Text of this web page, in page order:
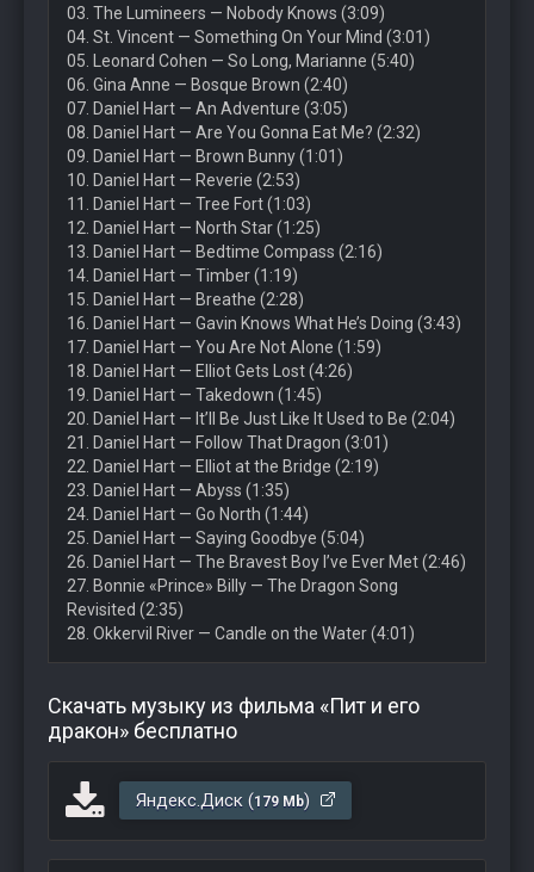
03. The Lumineers — Nobody Knows (3:09)
04. St. Vincent — Something On Your Mind (3:01)
05. Leonard Cohen — So Long, Marianne (5:40)
06. Gina Anne — Bosque Brown (2:40)
07. Daniel Hart — An Adventure (3:05)
08. Daniel Hart — Are You Gonna Eat Me? (2:32)
09. Daniel Hart — Brown Bunny (1:01)
10. Daniel Hart — Reverie (2:53)
11. Daniel Hart — Tree Fort (1:03)
12. Daniel Hart — North Star (1:25)
13. Daniel Hart — Bedtime Compass (2:16)
14. Daniel Hart — Timber (1:19)
15. Daniel Hart — Breathe (2:28)
16. Daniel Hart — Gavin Knows What He’s Doing (3:43)
17. Daniel Hart — You Are Not Alone (1:59)
18. Daniel Hart — Elliot Gets Lost (4:26)
19. Daniel Hart — Takedown (1:45)
20. Daniel Hart — It’ll Be Just Like It Used to Be (2:04)
21. Daniel Hart — Follow That Dragon (3:01)
22. Daniel Hart — Elliot at the Bridge (2:19)
23. Daniel Hart — Abyss (1:35)
24. Daniel Hart — Go North (1:44)
25. Daniel Hart — Saying Goodbye (5:04)
26. Daniel Hart — The Bravest Boy I’ve Ever Met (2:46)
27. Bonnie «Prince» Billy — The Dragon Song
Revisited (2:35)
28. Okkervil River — Candle on the Water (4:01)
Скачать музыку из фильма «Пит и его
дракон» бесплатно
Яндекс.Диск (179 Mb)